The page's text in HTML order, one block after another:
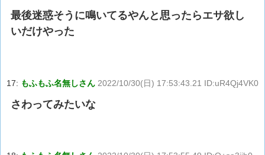
最後迷惑そうに鳴いてるやんと思ったらエサ欲し
いだけやった
17: もふもふ名無しさん 2022/10/30(日) 17:53:43.21 ID:uR4Qj4VK0
さわってみたいな